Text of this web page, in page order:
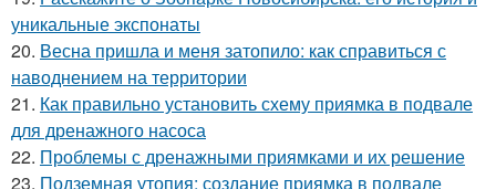
уникальные экспонаты
20. Весна пришла и меня затопило: как справиться с
наводнением на территории
21. Как правильно установить схему приямка в подвале
для дренажного насоса
22. Проблемы с дренажными приямками и их решение
23. Подземная утопия: создание приямка в подвале